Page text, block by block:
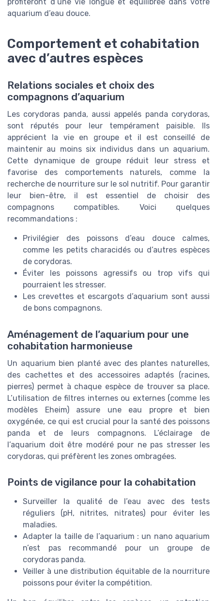
aquarium d’eau douce.
Comportement et cohabitation
avec d’autres espèces
Relations sociales et choix des
compagnons d’aquarium
Les corydoras panda, aussi appelés panda corydoras,
sont réputés pour leur tempérament paisible. Ils
apprécient la vie en groupe et il est conseillé de
maintenir au moins six individus dans un aquarium.
Cette dynamique de groupe réduit leur stress et
favorise des comportements naturels, comme la
recherche de nourriture sur le sol nutritif. Pour garantir
leur bien-être, il est essentiel de choisir des
compagnons compatibles. Voici quelques
recommandations :
Privilégier des poissons d’eau douce calmes,
comme les petits characidés ou d’autres espèces
de corydoras.
Éviter les poissons agressifs ou trop vifs qui
pourraient les stresser.
Les crevettes et escargots d’aquarium sont aussi
de bons compagnons.
Aménagement de l’aquarium pour une
cohabitation harmonieuse
Un aquarium bien planté avec des plantes naturelles,
des cachettes et des accessoires adaptés (racines,
pierres) permet à chaque espèce de trouver sa place.
L’utilisation de filtres internes ou externes (comme les
modèles Eheim) assure une eau propre et bien
oxygénée, ce qui est crucial pour la santé des poissons
panda et de leurs compagnons. L’éclairage de
l’aquarium doit être modéré pour ne pas stresser les
corydoras, qui préfèrent les zones ombragées.
Points de vigilance pour la cohabitation
Surveiller la qualité de l’eau avec des tests
réguliers (pH, nitrites, nitrates) pour éviter les
maladies.
Adapter la taille de l’aquarium : un nano aquarium
n’est pas recommandé pour un groupe de
corydoras panda.
Veiller à une distribution équitable de la nourriture
poissons pour éviter la compétition.